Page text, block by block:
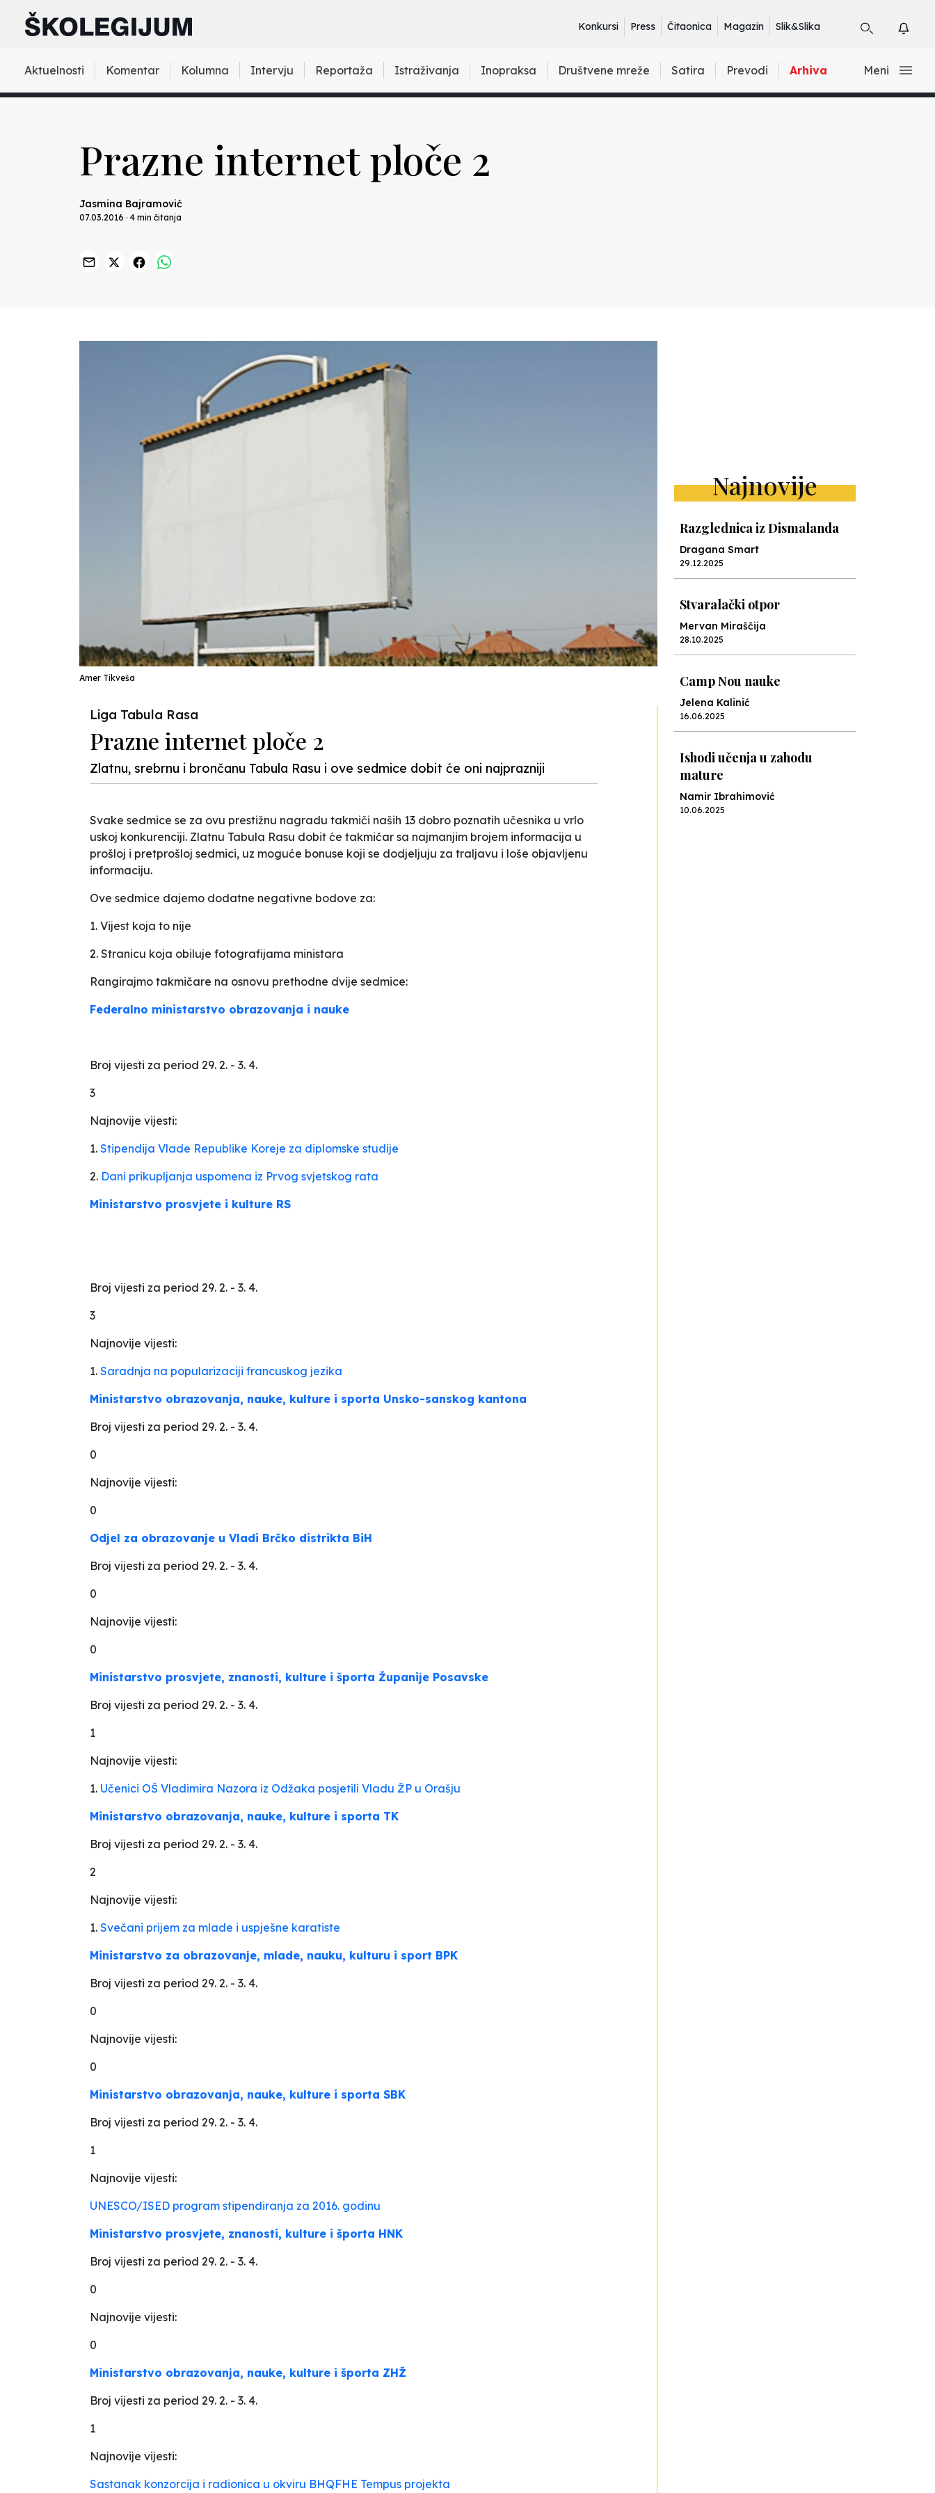
Konkursi Press Čitaonica Magazin Slik&Slika
Aktuelnosti Komentar Kolumna Intervju Reportaža Istraživanja Inopraksa Društvene mreže Satira Prevodi Arhiva Meni
Prazne internet ploče 2
Jasmina Bajramović
07.03.2016 · 4 min čitanja
Amer Tikveša
Liga Tabula Rasa
Prazne internet ploče 2
Zlatnu, srebrnu i brončanu Tabula Rasu i ove sedmice dobit će oni najprazniji
Svake sedmice se za ovu prestižnu nagradu takmiči naših 13 dobro poznatih učesnika u vrlo
uskoj konkurenciji. Zlatnu Tabula Rasu dobit će takmičar sa najmanjim brojem informacija u
prošloj i pretprošloj sedmici, uz moguće bonuse koji se dodjeljuju za traljavu i loše objavljenu
informaciju.
Ove sedmice dajemo dodatne negativne bodove za:
1. Vijest koja to nije
2. Stranicu koja obiluje fotografijama ministara
Rangirajmo takmičare na osnovu prethodne dvije sedmice:
Federalno ministarstvo obrazovanja i nauke
Broj vijesti za period 29. 2. - 3. 4.
3
Najnovije vijesti:
1. Stipendija Vlade Republike Koreje za diplomske studije
2. Dani prikupljanja uspomena iz Prvog svjetskog rata
Ministarstvo prosvjete i kulture RS
Broj vijesti za period 29. 2. - 3. 4.
3
Najnovije vijesti:
1. Saradnja na popularizaciji francuskog jezika
Ministarstvo obrazovanja, nauke, kulture i sporta Unsko-sanskog kantona
Broj vijesti za period 29. 2. - 3. 4.
0
Najnovije vijesti:
0
Odjel za obrazovanje u Vladi Brčko distrikta BiH
Broj vijesti za period 29. 2. - 3. 4.
0
Najnovije vijesti:
0
Ministarstvo prosvjete, znanosti, kulture i športa Županije Posavske
Broj vijesti za period 29. 2. - 3. 4.
1
Najnovije vijesti:
1. Učenici OŠ Vladimira Nazora iz Odžaka posjetili Vladu ŽP u Orašju
Ministarstvo obrazovanja, nauke, kulture i sporta TK
Broj vijesti za period 29. 2. - 3. 4.
2
Najnovije vijesti:
1. Svečani prijem za mlade i uspješne karatiste
Ministarstvo za obrazovanje, mlade, nauku, kulturu i sport BPK
Broj vijesti za period 29. 2. - 3. 4.
0
Najnovije vijesti:
0
Ministarstvo obrazovanja, nauke, kulture i sporta SBK
Broj vijesti za period 29. 2. - 3. 4.
1
Najnovije vijesti:
UNESCO/ISED program stipendiranja za 2016. godinu
Ministarstvo prosvjete, znanosti, kulture i športa HNK
Broj vijesti za period 29. 2. - 3. 4.
0
Najnovije vijesti:
0
Ministarstvo obrazovanja, nauke, kulture i športa ZHŽ
Broj vijesti za period 29. 2. - 3. 4.
1
Najnovije vijesti:
Sastanak konzorcija i radionica u okviru BHQFHE Tempus projekta
Najnovije
Razglednica iz Dismalanda
Dragana Smart
29.12.2025
Stvaralački otpor
Mervan Miraščija
28.10.2025
Camp Nou nauke
Jelena Kalinić
16.06.2025
Ishodi učenja u zahodu
mature
Namir Ibrahimović
10.06.2025